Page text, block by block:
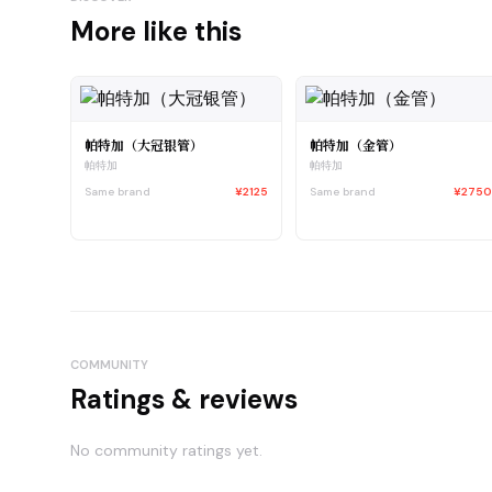
More like this
帕特加（大冠银管）
帕特加
Same brand
¥2125
帕特加（金管）
帕特加
Same brand
¥2750
COMMUNITY
Ratings & reviews
No community ratings yet.